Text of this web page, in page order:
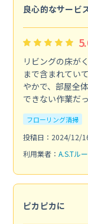
良心的なサービ
リビングの床が
まで含まれてい
やかで、部屋全
できない作業だ
フローリング清掃
投稿日：2024/12/
利用業者： A.S.Tル
ピカピカに